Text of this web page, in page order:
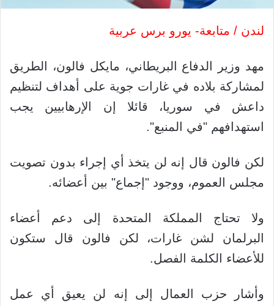
لندن / متابعة- يورو برس عربية
مهد وزير الدفاع البريطاني، مايكل فالون، الطريق
لمشاركة بلاده في غارات جوية على أهداف لتنظيم
داعش في سوريا، قائلا إن الإرهابيين يجب
استهدافهم "في المنبع".
لكن فالون قال إنه لن يتخذ أي إجراء بدون تصويت
مجلس العموم، ووجود "إجماع" بين أعضائه.
ولا تحتاج المملكة المتحدة إلى دعم أعضاء
البرلمان لشن غارات، لكن فالون قال ستكون
للأعضاء الكلمة الفصل.
وأشار حزب العمال إلى إنه لن يعيق أي عمل